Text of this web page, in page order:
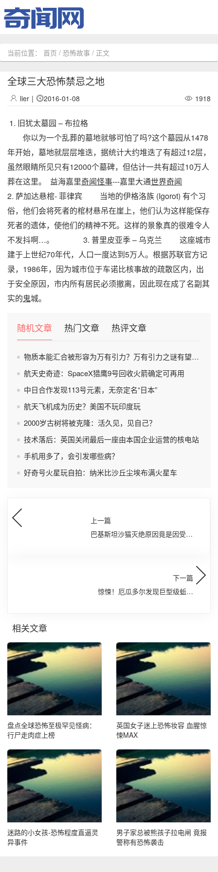
当前位置： 首页 / 恐怖故事 / 正文
全球三大恐怖禁忌之地
lier | 2016-01-08 1918
1. 旧犹太墓园 – 布拉格
你以为一个乱葬的墓地就够可怕了吗?这个墓园从1478
年开始，墓地就层层堆迭，据统计大约堆迭了有超过12层，
虽然眼睛所见只有12000个墓碑，但估计一共有超过10万人
葬在这里。 益海嘉里奇闻怪事---嘉里大通世界奇闻
2. 萨加达悬棺- 菲律宾 当地的伊格洛族 (Igorot) 有个习
俗，他们会将死者的棺材悬吊在崖上，他们认为这样能保存
死者的遗体，使他们的精神不死。这样的景象真的很难令人
不发抖啊…。 3. 普里皮亚季 – 乌克兰 这座城市
建于上世纪70年代，人口一度达到5万人。根据苏联官方记
录，1986年，因为城市位于车诺比核事故的疏散区内，出
于安全原因，市内所有居民必须撤离，因此现在成了名副其
实的鬼城。
随机文章 热门文章 热评文章
物质本能汇合被形容为万有引力？万有引力之谜有望被破解？
航天史奇迹：SpaceX猎鹰9号回收火箭确定可再用
中日合作发现113号元素，无奈定名“日本”
航天飞机成为历史？美国不玩印度玩
2000岁古树将被克隆：活久见，见自己？
技术落后：英国关闭最后一座由本国企业运营的核电站
手机用多了，会引发哪些病？
好奇号火星玩自拍：纳米比沙丘尘埃布满火星车
上一篇
巴基斯坦沙猫灭绝原因竟是因受宠
下一篇
惊悚！厄瓜多尔发现巨型级蚯蚓
相关文章
盘点全球恐怖至极罕见怪病：
行尸走肉症上榜
英国女子迷上恐怖妆容 血腥惊
悚MAX
迷路的小女孩-恐怖程度直逼灵
异事件
男子家总被熊孩子拉电闸 竟报
警称有恐怖袭击